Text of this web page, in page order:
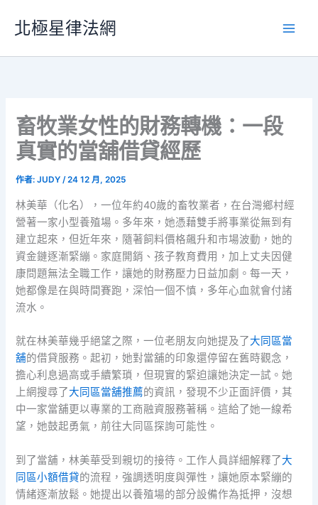
要
北極星律法網
畜牧業女性的財務轉機：一段
真實的當舖借貸經歷
作者:JUDY/24 12 月, 2025
林美華（化名），一位年約40歲的畜牧業者，在台灣鄉村經
營著一家小型養殖場。多年來，她憑藉雙手將事業從無到有
建立起來，但近年來，隨著飼料價格飆升和市場波動，她的
資金鏈逐漸緊繃。家庭開銷、孩子教育費用，加上丈夫因健
康問題無法全職工作，讓她的財務壓力日益加劇。每一天，
她都像是在與時間賽跑，深怕一個不慎，多年心血就會付諸
流水。
就在林美華幾乎絕望之際，一位老朋友向她提及了大同區當
舖的借貸服務。起初，她對當舖的印象還停留在舊時觀念，
擔心利息過高或手續繁瑣，但現實的緊迫讓她決定一試。她
上網搜尋了大同區當舖推薦的資訊，發現不少正面評價，其
中一家當舖更以專業的工商融資服務著稱。這給了她一線希
望，她鼓起勇氣，前往大同區探詢可能性。
到了當舖，林美華受到親切的接待。工作人員詳細解釋了大
同區小額借貸的流程，強調透明度與彈性，讓她原本緊繃的
情緒逐漸放鬆。她提出以養殖場的部分設備作為抵押，沒想